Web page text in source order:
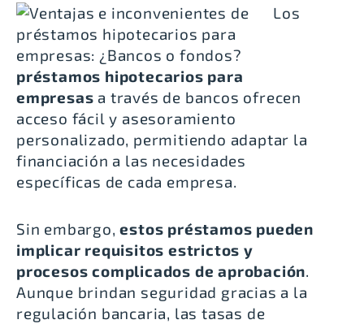
Los
préstamos hipotecarios para
empresas a través de bancos ofrecen
acceso fácil y asesoramiento
personalizado, permitiendo adaptar la
financiación a las necesidades
específicas de cada empresa.
Sin embargo,estos préstamos pueden
implicar requisitos estrictos y
procesos complicados de aprobación.
Aunque brindan seguridad gracias a la
regulación bancaria, las tasas de